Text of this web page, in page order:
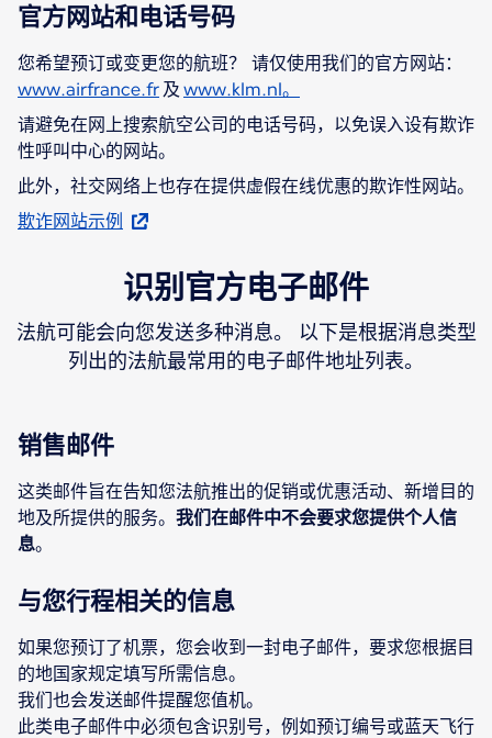
官方网站和电话号码
您希望预订或变更您的航班？ 请仅使用我们的官方网站：
www.airfrance.fr 及 www.klm.nl。
请避免在网上搜索航空公司的电话号码，以免误入设有欺诈
性呼叫中心的网站。
此外，社交网络上也存在提供虚假在线优惠的欺诈性网站。
欺诈网站示例
识别官方电子邮件
法航可能会向您发送多种消息。 以下是根据消息类型
列出的法航最常用的电子邮件地址列表。
销售邮件
这类邮件旨在告知您法航推出的促销或优惠活动、新增目的
地及所提供的服务。 我们在邮件中不会要求您提供个人信
息。
与您行程相关的信息
如果您预订了机票，您会收到一封电子邮件，要求您根据目
的地国家规定填写所需信息。
我们也会发送邮件提醒您值机。
此类电子邮件中必须包含识别号，例如预订编号或蓝天飞行